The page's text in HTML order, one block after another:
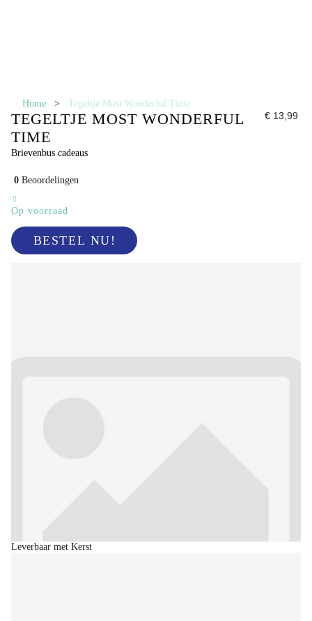
Home > Tegeltje Most Wonderful Time
TEGELTJE MOST WONDERFUL
TIME
Brievenbus cadeaus
€ 13,99
0 Beoordelingen
Op voorraad
BESTEL NU!
Leverbaar met Kerst